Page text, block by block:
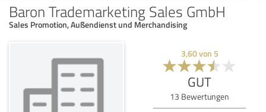
Baron Trademarketing Sales GmbH
Sales Promotion, Außendienst und Merchandising
3,60von 5
GUT
13 Bewertungen